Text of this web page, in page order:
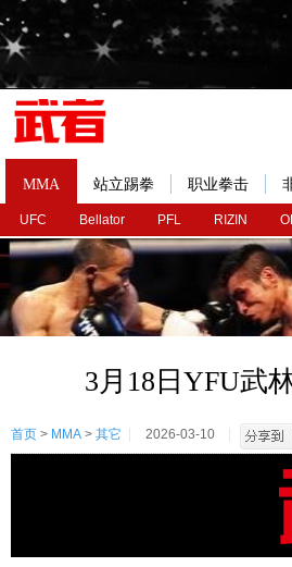
MMA
UFC Bellator PFL RIZIN
站立踢拳 职业拳击
3月18日YFU武
首页 > MMA > 其它 2026-03-10